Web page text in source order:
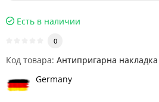
Есть в наличии
0
Код товара: Антипригарна
Germany